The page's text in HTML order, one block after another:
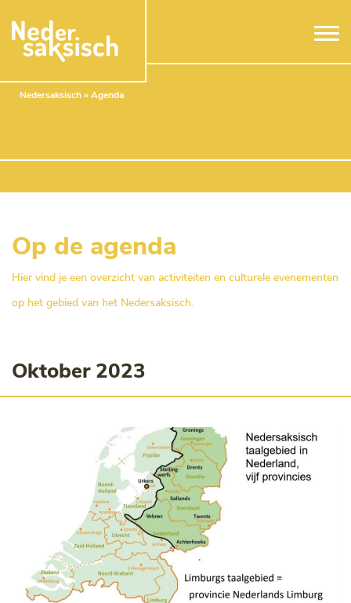
Nedersaksisch» Agenda
Op de agenda
Hier vind je een overzicht van activiteiten en culturele evenementen
op het gebied van het Nedersaksisch.
Oktober 2023